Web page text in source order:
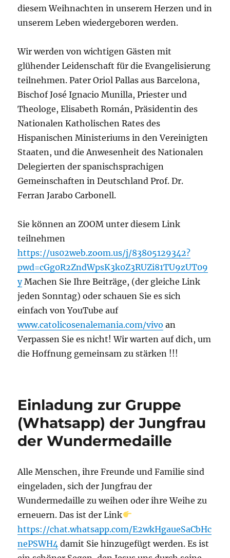
diesem Weihnachten in unserem Herzen und in
unserem Leben wiedergeboren werden.
Wir werden von wichtigen Gästen mit
glühender Leidenschaft für die Evangelisierung
teilnehmen. Pater Oriol Pallas aus Barcelona,
Bischof José Ignacio Munilla, Priester und
Theologe, Elisabeth Román, Präsidentin des
Nationalen Katholischen Rates des
Hispanischen Ministeriums in den Vereinigten
Staaten, und die Anwesenheit des Nationalen
Delegierten der spanischsprachigen
Gemeinschaften in Deutschland Prof. Dr.
Ferran Jarabo Carbonell.
Sie können an ZOOM unter diesem Link
teilnehmen
https://us02web.zoom.us/j/83805129342?
pwd=cGg0R2ZndWpsK3k0Z3RUZi81TU9zUT09
yMachen Sie Ihre Beiträge, (der gleiche Link
jeden Sonntag) oder schauen Sie es sich
einfach von YouTube auf
www.catolicosenalemania.com/vivo an
Verpassen Sie es nicht! Wir warten auf dich, um
die Hoffnung gemeinsam zu stärken !!!
Einladung zur Gruppe
(Whatsapp) der Jungfrau
der Wundermedaille
Alle Menschen, ihre Freunde und Familie sind
eingeladen, sich der Jungfrau der
Wundermedaille zu weihen oder ihre Weihe zu
erneuern. Das ist der Link
https://chat.whatsapp.com/E2wkHgaueSaCbHc
nePSWH4 damit Sie hinzugefügt werden. Es ist